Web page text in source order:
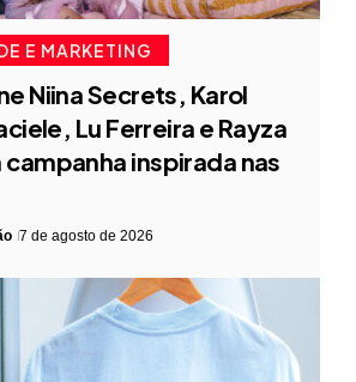
E MARKETING
Niina Secrets, Karol
Lu Ferreira e Rayza
campanha inspirada nas
7 de agosto de 2026